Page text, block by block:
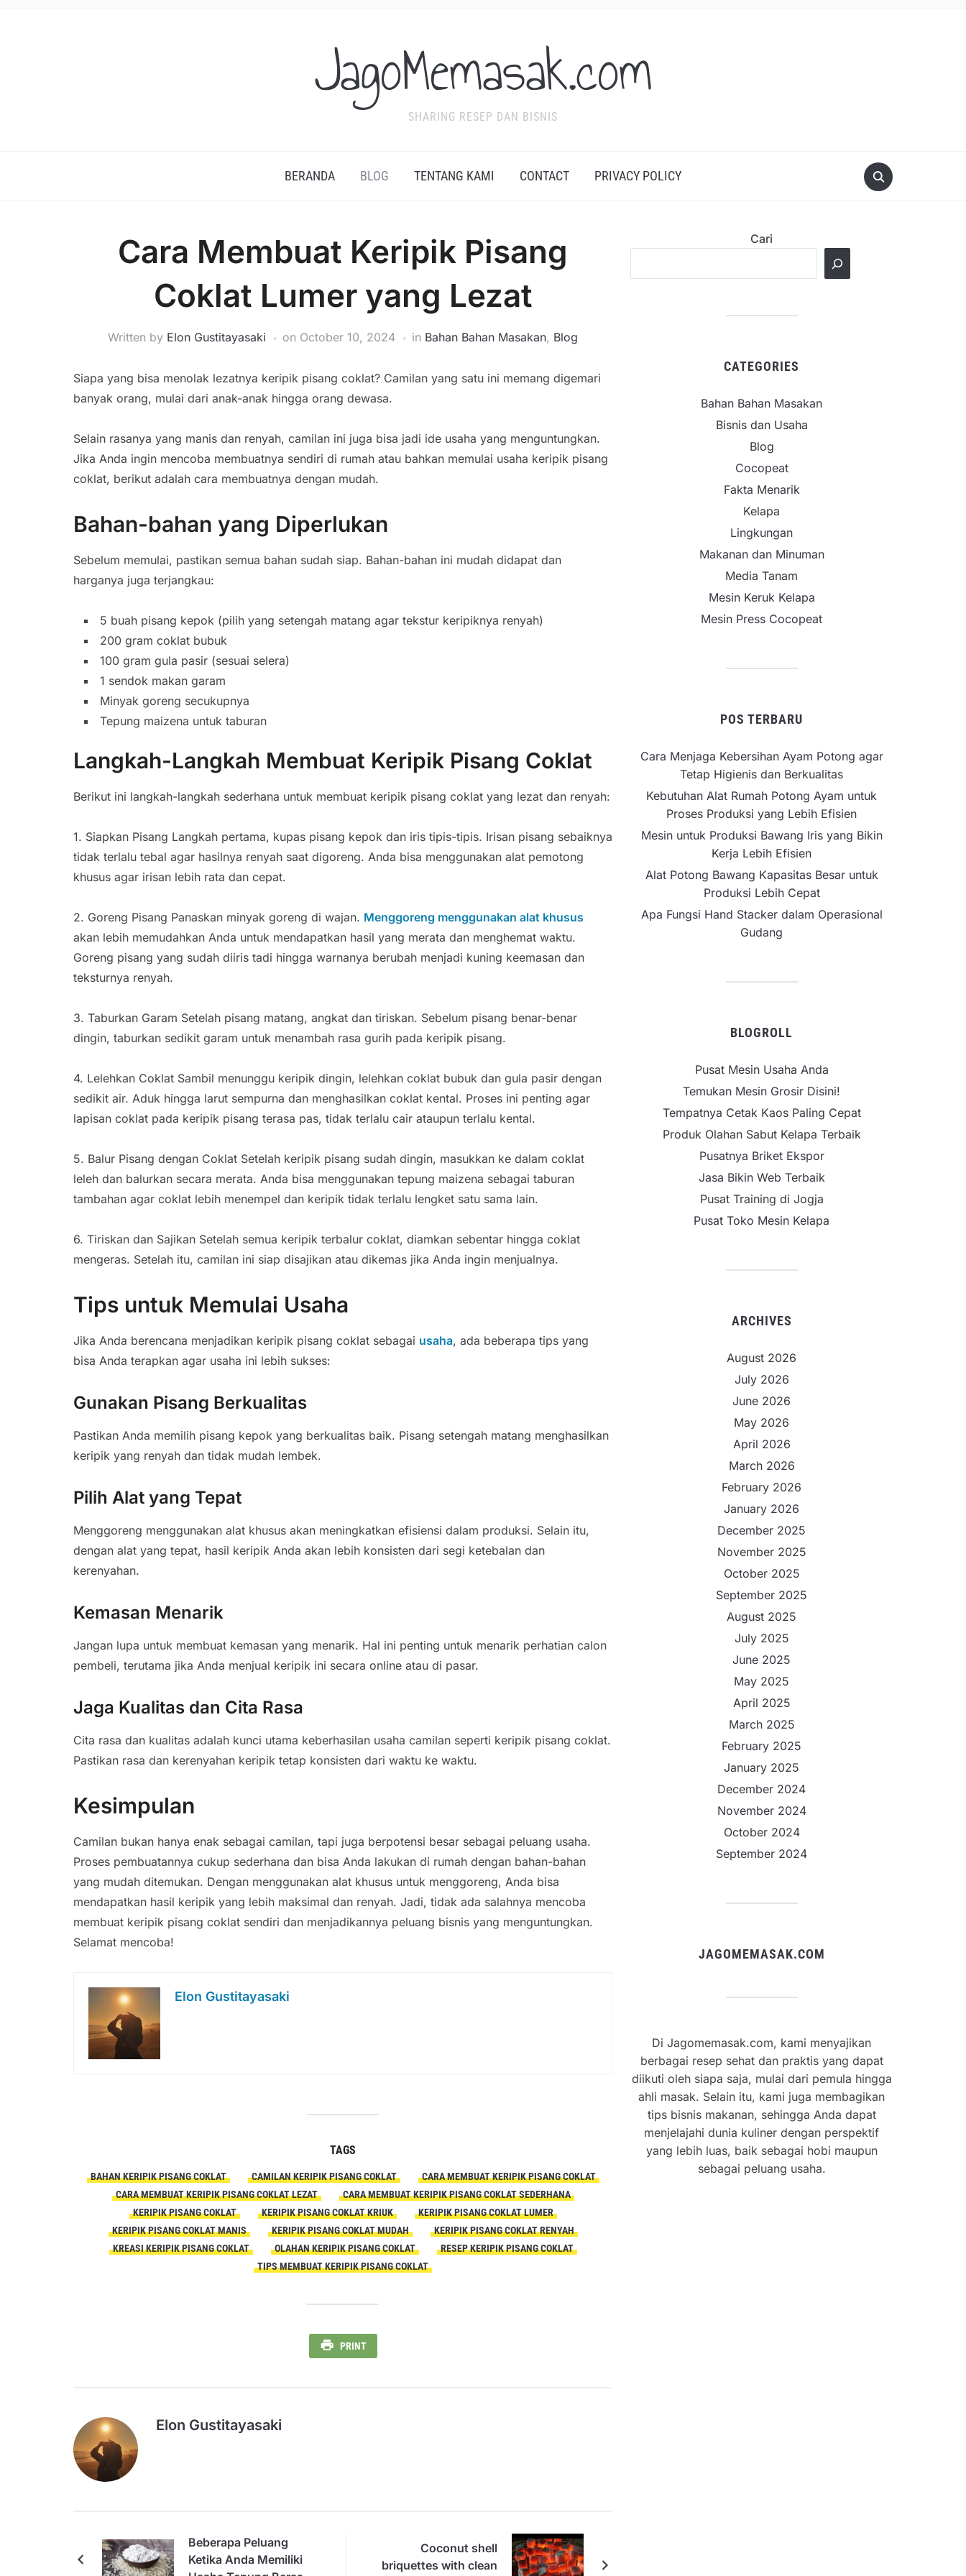
JagoMemasak.com
SHARING RESEP DAN BISNIS
BERANDA BLOG TENTANG KAMI CONTACT PRIVACY POLICY
Cara Membuat Keripik Pisang
Coklat Lumer yang Lezat
Written by Elon Gustitayasaki on October 10, 2024 in Bahan Bahan Masakan, Blog
Siapa yang bisa menolak lezatnya keripik pisang coklat? Camilan yang satu ini memang digemari
banyak orang, mulai dari anak-anak hingga orang dewasa.
Selain rasanya yang manis dan renyah, camilan ini juga bisa jadi ide usaha yang menguntungkan.
Jika Anda ingin mencoba membuatnya sendiri di rumah atau bahkan memulai usaha keripik pisang
coklat, berikut adalah cara membuatnya dengan mudah.
Bahan-bahan yang Diperlukan
Sebelum memulai, pastikan semua bahan sudah siap. Bahan-bahan ini mudah didapat dan
harganya juga terjangkau:
5 buah pisang kepok (pilih yang setengah matang agar tekstur keripiknya renyah)
200 gram coklat bubuk
100 gram gula pasir (sesuai selera)
1 sendok makan garam
Minyak goreng secukupnya
Tepung maizena untuk taburan
Langkah-Langkah Membuat Keripik Pisang Coklat
Berikut ini langkah-langkah sederhana untuk membuat keripik pisang coklat yang lezat dan renyah:
1. Siapkan Pisang Langkah pertama, kupas pisang kepok dan iris tipis-tipis. Irisan pisang sebaiknya
tidak terlalu tebal agar hasilnya renyah saat digoreng. Anda bisa menggunakan alat pemotong
khusus agar irisan lebih rata dan cepat.
2. Goreng Pisang Panaskan minyak goreng di wajan. Menggoreng menggunakan alat khusus
akan lebih memudahkan Anda untuk mendapatkan hasil yang merata dan menghemat waktu.
Goreng pisang yang sudah diiris tadi hingga warnanya berubah menjadi kuning keemasan dan
teksturnya renyah.
3. Taburkan Garam Setelah pisang matang, angkat dan tiriskan. Sebelum pisang benar-benar
dingin, taburkan sedikit garam untuk menambah rasa gurih pada keripik pisang.
4. Lelehkan Coklat Sambil menunggu keripik dingin, lelehkan coklat bubuk dan gula pasir dengan
sedikit air. Aduk hingga larut sempurna dan menghasilkan coklat kental. Proses ini penting agar
lapisan coklat pada keripik pisang terasa pas, tidak terlalu cair ataupun terlalu kental.
5. Balur Pisang dengan Coklat Setelah keripik pisang sudah dingin, masukkan ke dalam coklat
leleh dan balurkan secara merata. Anda bisa menggunakan tepung maizena sebagai taburan
tambahan agar coklat lebih menempel dan keripik tidak terlalu lengket satu sama lain.
6. Tiriskan dan Sajikan Setelah semua keripik terbalur coklat, diamkan sebentar hingga coklat
mengeras. Setelah itu, camilan ini siap disajikan atau dikemas jika Anda ingin menjualnya.
Tips untuk Memulai Usaha
Jika Anda berencana menjadikan keripik pisang coklat sebagai usaha, ada beberapa tips yang
bisa Anda terapkan agar usaha ini lebih sukses:
Gunakan Pisang Berkualitas
Pastikan Anda memilih pisang kepok yang berkualitas baik. Pisang setengah matang menghasilkan
keripik yang renyah dan tidak mudah lembek.
Pilih Alat yang Tepat
Menggoreng menggunakan alat khusus akan meningkatkan efisiensi dalam produksi. Selain itu,
dengan alat yang tepat, hasil keripik Anda akan lebih konsisten dari segi ketebalan dan
kerenyahan.
Kemasan Menarik
Jangan lupa untuk membuat kemasan yang menarik. Hal ini penting untuk menarik perhatian calon
pembeli, terutama jika Anda menjual keripik ini secara online atau di pasar.
Jaga Kualitas dan Cita Rasa
Cita rasa dan kualitas adalah kunci utama keberhasilan usaha camilan seperti keripik pisang coklat.
Pastikan rasa dan kerenyahan keripik tetap konsisten dari waktu ke waktu.
Kesimpulan
Camilan bukan hanya enak sebagai camilan, tapi juga berpotensi besar sebagai peluang usaha.
Proses pembuatannya cukup sederhana dan bisa Anda lakukan di rumah dengan bahan-bahan
yang mudah ditemukan. Dengan menggunakan alat khusus untuk menggoreng, Anda bisa
mendapatkan hasil keripik yang lebih maksimal dan renyah. Jadi, tidak ada salahnya mencoba
membuat keripik pisang coklat sendiri dan menjadikannya peluang bisnis yang menguntungkan.
Selamat mencoba!
Elon Gustitayasaki
TAGS
BAHAN KERIPIK PISANG COKLAT CAMILAN KERIPIK PISANG COKLAT
CARA MEMBUAT KERIPIK PISANG COKLAT
CARA MEMBUAT KERIPIK PISANG COKLAT LEZAT
CARA MEMBUAT KERIPIK PISANG COKLAT SEDERHANA
KERIPIK PISANG COKLAT
KERIPIK PISANG COKLAT KRIUK
KERIPIK PISANG COKLAT LUMER
KERIPIK PISANG COKLAT MANIS
KERIPIK PISANG COKLAT MUDAH
KERIPIK PISANG COKLAT RENYAH
KREASI KERIPIK PISANG COKLAT
OLAHAN KERIPIK PISANG COKLAT
RESEP KERIPIK PISANG COKLAT
TIPS MEMBUAT KERIPIK PISANG COKLAT
PRINT
Elon Gustitayasaki
Beberapa Peluang
Ketika Anda Memiliki
Coconut shell
briquettes with clean
Cari
CATEGORIES
Bahan Bahan Masakan
Bisnis dan Usaha
Blog
Cocopeat
Fakta Menarik
Kelapa
Lingkungan
Makanan dan Minuman
Media Tanam
Mesin Keruk Kelapa
Mesin Press Cocopeat
POS TERBARU
Cara Menjaga Kebersihan Ayam Potong agar
Tetap Higienis dan Berkualitas
Kebutuhan Alat Rumah Potong Ayam untuk
Proses Produksi yang Lebih Efisien
Mesin untuk Produksi Bawang Iris yang Bikin
Kerja Lebih Efisien
Alat Potong Bawang Kapasitas Besar untuk
Produksi Lebih Cepat
Apa Fungsi Hand Stacker dalam Operasional
Gudang
BLOGROLL
Pusat Mesin Usaha Anda
Temukan Mesin Grosir Disini!
Tempatnya Cetak Kaos Paling Cepat
Produk Olahan Sabut Kelapa Terbaik
Pusatnya Briket Ekspor
Jasa Bikin Web Terbaik
Pusat Training di Jogja
Pusat Toko Mesin Kelapa
ARCHIVES
August 2026
July 2026
June 2026
May 2026
April 2026
March 2026
February 2026
January 2026
December 2025
November 2025
October 2025
September 2025
August 2025
July 2025
June 2025
May 2025
April 2025
March 2025
February 2025
January 2025
December 2024
November 2024
October 2024
September 2024
JAGOMEMASAK.COM
Di Jagomemasak.com, kami menyajikan
berbagai resep sehat dan praktis yang dapat
diikuti oleh siapa saja, mulai dari pemula hingga
ahli masak. Selain itu, kami juga membagikan
tips bisnis makanan, sehingga Anda dapat
menjelajahi dunia kuliner dengan perspektif
yang lebih luas, baik sebagai hobi maupun
sebagai peluang usaha.